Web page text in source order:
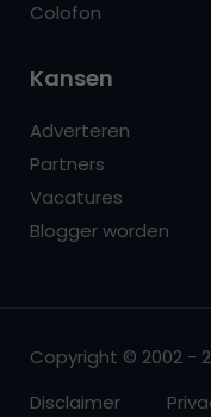
Colofon
Kansen
Adverteren
Partners
Vacatures
Blogger worden
Copyright © 2002 -
Disclaimer